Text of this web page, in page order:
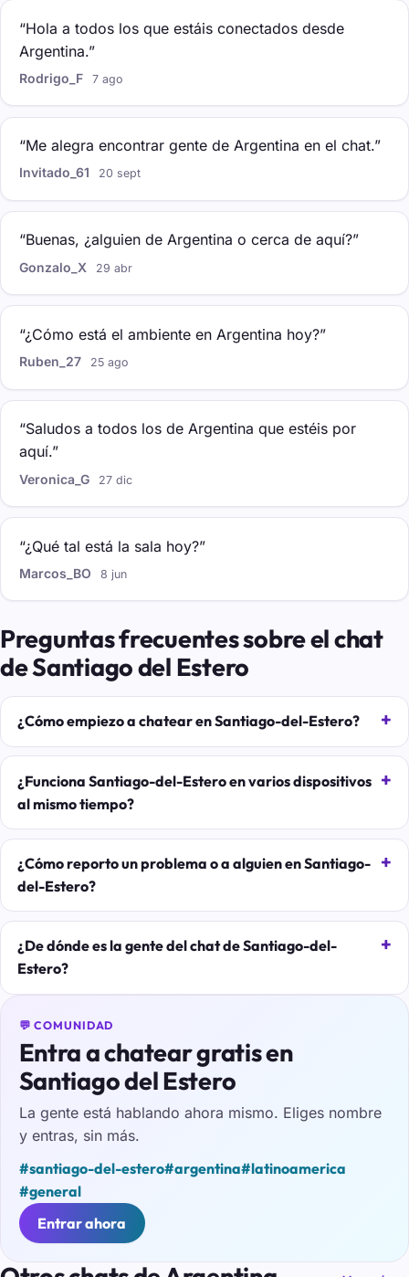
“Hola a todos los que estáis conectados desde
Argentina.”
Rodrigo_F 7 ago
“Me alegra encontrar gente de Argentina en el chat.”
Invitado_61 20 sept
“Buenas, ¿alguien de Argentina o cerca de aquí?”
Gonzalo_X 29 abr
“¿Cómo está el ambiente en Argentina hoy?”
Ruben_27 25 ago
“Saludos a todos los de Argentina que estéis por
aquí.”
Veronica_G 27 dic
“¿Qué tal está la sala hoy?”
Marcos_BO 8 jun
Preguntas frecuentes sobre el chat
de Santiago del Estero
¿Cómo empiezo a chatear en Santiago-del-Estero?
¿Funciona Santiago-del-Estero en varios dispositivos
al mismo tiempo?
¿Cómo reporto un problema o a alguien en Santiago-
del-Estero?
¿De dónde es la gente del chat de Santiago-del-
Estero?
💬 COMUNIDAD
Entra a chatear gratis en
Santiago del Estero
La gente está hablando ahora mismo. Eliges nombre
y entras, sin más.
#santiago-del-estero#argentina#latinoamerica
#general
Entrar ahora